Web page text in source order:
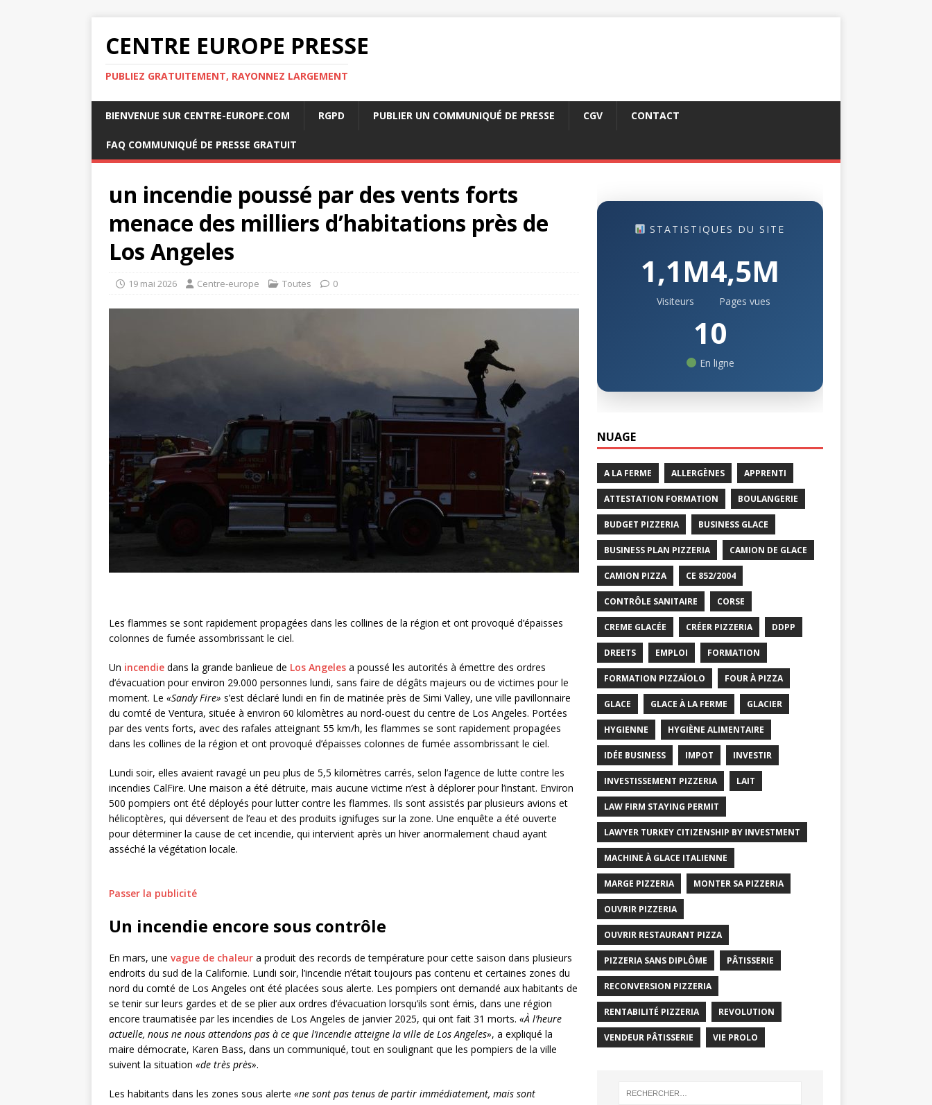
CENTRE EUROPE PRESSE
PUBLIEZ GRATUITEMENT, RAYONNEZ LARGEMENT
BIENVENUE SUR CENTRE-EUROPE.COM RGPD PUBLIER UN COMMUNIQUÉ DE PRESSE CGV CONTACT
FAQ COMMUNIQUÉ DE PRESSE GRATUIT
un incendie poussé par des vents forts
menace des milliers d’habitations près de
Los Angeles
19 mai 2026 Centre-europe Toutes 0
Les flammes se sont rapidement propagées dans les collines de la région et ont provoqué d’épaisses
colonnes de fumée assombrissant le ciel.
Un incendie dans la grande banlieue de Los Angeles a poussé les autorités à émettre des ordres
d’évacuation pour environ 29.000 personnes lundi, sans faire de dégâts majeurs ou de victimes pour le
moment. Le «Sandy Fire» s’est déclaré lundi en fin de matinée près de Simi Valley, une ville pavillonnaire
du comté de Ventura, située à environ 60 kilomètres au nord-ouest du centre de Los Angeles. Portées
par des vents forts, avec des rafales atteignant 55 km/h, les flammes se sont rapidement propagées
dans les collines de la région et ont provoqué d’épaisses colonnes de fumée assombrissant le ciel.
Lundi soir, elles avaient ravagé un peu plus de 5,5 kilomètres carrés, selon l’agence de lutte contre les
incendies CalFire. Une maison a été détruite, mais aucune victime n’est à déplorer pour l’instant. Environ
500 pompiers ont été déployés pour lutter contre les flammes. Ils sont assistés par plusieurs avions et
hélicoptères, qui déversent de l’eau et des produits ignifuges sur la zone. Une enquête a été ouverte
pour déterminer la cause de cet incendie, qui intervient après un hiver anormalement chaud ayant
asséché la végétation locale.
Passer la publicité
Un incendie encore sous contrôle
En mars, une vague de chaleur a produit des records de température pour cette saison dans plusieurs
endroits du sud de la Californie. Lundi soir, l’incendie n’était toujours pas contenu et certaines zones du
nord du comté de Los Angeles ont été placées sous alerte. Les pompiers ont demandé aux habitants de
se tenir sur leurs gardes et de se plier aux ordres d’évacuation lorsqu’ils sont émis, dans une région
encore traumatisée par les incendies de Los Angeles de janvier 2025, qui ont fait 31 morts. «À l’heure
actuelle, nous ne nous attendons pas à ce que l’incendie atteigne la ville de Los Angeles», a expliqué la
maire démocrate, Karen Bass, dans un communiqué, tout en soulignant que les pompiers de la ville
suivent la situation «de très près».
Les habitants dans les zones sous alerte «ne sont pas tenus de partir immédiatement, mais sont
STATISTIQUES DU SITE
1,1M
Visiteurs
4,5M
Pages vues
10
En ligne
NUAGE
A LA FERME ALLERGÈNES APPRENTI
ATTESTATION FORMATION BOULANGERIE
BUDGET PIZZERIA BUSINESS GLACE
BUSINESS PLAN PIZZERIA CAMION DE GLACE
CAMION PIZZA CE 852/2004
CONTRÔLE SANITAIRE CORSE
CREME GLACÉE CRÉER PIZZERIA DDPP
DREETS EMPLOI FORMATION
FORMATION PIZZAÏOLO FOUR À PIZZA
GLACE GLACE À LA FERME GLACIER
HYGIENNE HYGIÈNE ALIMENTAIRE
IDÉE BUSINESS IMPOT INVESTIR
INVESTISSEMENT PIZZERIA LAIT
LAW FIRM STAYING PERMIT
LAWYER TURKEY CITIZENSHIP BY INVESTMENT
MACHINE À GLACE ITALIENNE
MARGE PIZZERIA MONTER SA PIZZERIA
OUVRIR PIZZERIA
OUVRIR RESTAURANT PIZZA
PIZZERIA SANS DIPLÔME PÂTISSERIE
RECONVERSION PIZZERIA
RENTABILITÉ PIZZERIA REVOLUTION
VENDEUR PÂTISSERIE VIE PROLO